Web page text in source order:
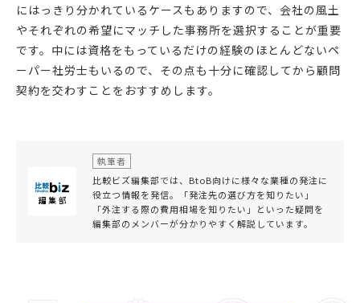
にはっきり分かれているケースもありますので、会社の風土
やそれぞれの希望にマッチした事務所を選択することが重要
です。中には資格をもっているだけの経験のほとんどないペ
ーパー社労士もいるので、その点も十分に確認してから顧問
契約を交わすことをおすすめします。
執筆者
比較ビズ編集部では、BtoB向けに様々な業種の発注に
役立つ情報を発信。「発注先の選び方を知りたい」
「外注する際の費用相場を知りたい」といった疑問を
編集部のメンバーが分かりやすく解説しています。